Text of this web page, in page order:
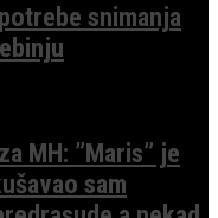
snimanja
MH: ”Maris” je
sam